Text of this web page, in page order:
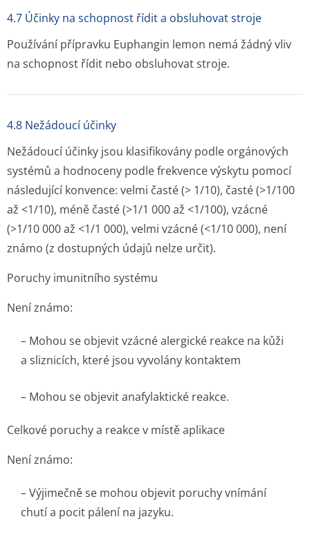
4.7 Účinky na schopnost řídit a obsluhovat stroje
Používání přípravku Euphangin lemon nemá žádný vliv
na schopnost řídit nebo obsluhovat stroje.
4.8 Nežádoucí účinky
Nežádoucí účinky jsou klasifikovány podle orgánových
systémů a hodnoceny podle frekvence výskytu pomocí
následující konvence: velmi časté (> 1/10), časté (>1/100
až <1/10), méně časté (>1/1 000 až <1/100), vzácné
(>1/10 000 až <1/1 000), velmi vzácné (<1/10 000), není
známo (z dostupných údajů nelze určit).
Poruchy imunitního systému
Není známo:
– Mohou se objevit vzácné alergické reakce na kůži
a sliznicích, které jsou vyvolány kontaktem
– Mohou se objevit anafylaktické reakce.
Celkové poruchy a reakce v místě aplikace
Není známo:
– Výjimečně se mohou objevit poruchy vnímání
chutí a pocit pálení na jazyku.